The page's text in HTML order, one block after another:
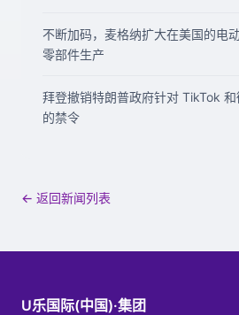
不断加码，麦格纳扩大在美国的电
零部件生产
拜登撤销特朗普政府针对 TikTok 和
的禁令
← 返回新闻列表
U乐国际(中国)·集团